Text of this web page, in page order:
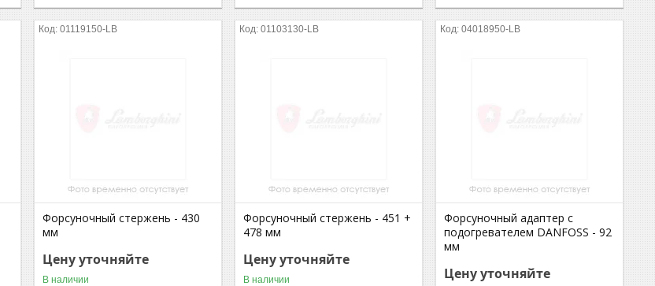
01119150-LB
Форсуночный стержень - 430
мм
Цену уточняйте
В наличии
01103130-LB
Форсуночный стержень - 451 +
478 мм
Цену уточняйте
В наличии
04018950-LB
Форсуночный адаптер с
подогревателем DANFOSS - 92
мм
Цену уточняйте